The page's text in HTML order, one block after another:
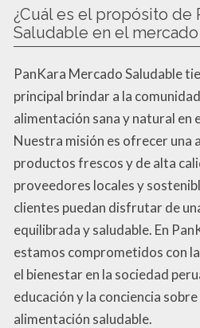
¿Cuál es el propósito de
Saludable en el
PanKara Mercado Saludable
principal brindar a la
alimentación sana y natural en
Nuestra misión es ofrecer una
productos frescos y de alta
proveedores locales y
clientes puedan disfrutar de
equilibrada y saludable. En
estamos comprometidos con
el bienestar en la sociedad
educación y la conciencia
alimentación saludable.